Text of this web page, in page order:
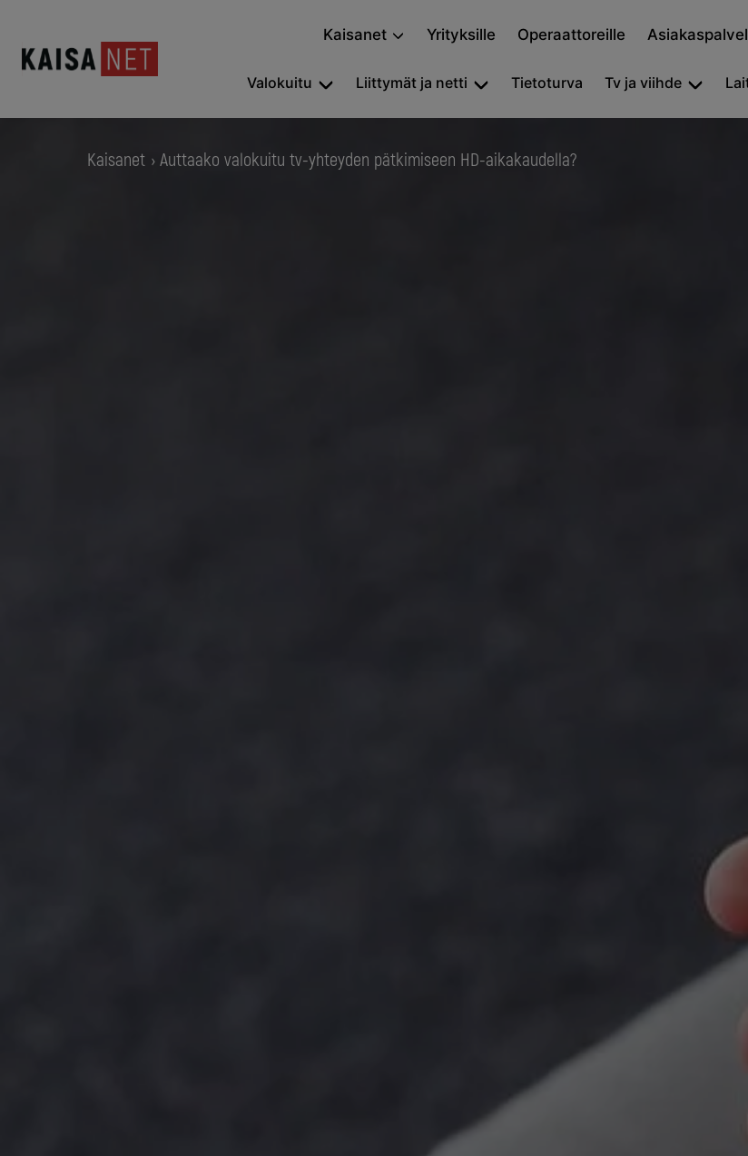
Kaisanet Yrityksille Operaattoreille
Valokuitu Liittymät ja netti Tietoturva Tv ja viihde
Kaisanet › Auttaako valokuitu tv-yhteyden pätkimiseen HD-aikakaudella?